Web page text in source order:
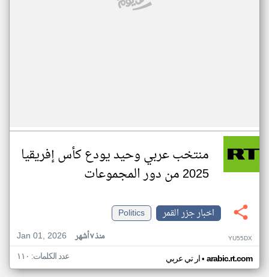
منتخب عربي وحيد يودع كأس إفريقيا
2025 من دور المجموعات
اخبار جزر القمر
Politics
Jan 01, 2026
منذ ٧ أشهر YU55DX
ار تي عربي• arabic.rt.com عدد الكلمات: ١١٠